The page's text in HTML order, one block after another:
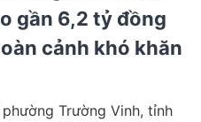
gần 6,2 tỷ đồng
cảnh khó khăn
Trường Vinh, tỉnh